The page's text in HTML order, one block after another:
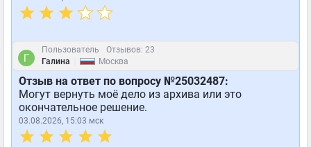
Пользователь
Отзывов: 23
Галина
Москва
Отзыв на ответ по вопросу №25032487:
Могут вернуть моё дело из архива или это
окончательное решение.
03.08.2026, 15:03 мск